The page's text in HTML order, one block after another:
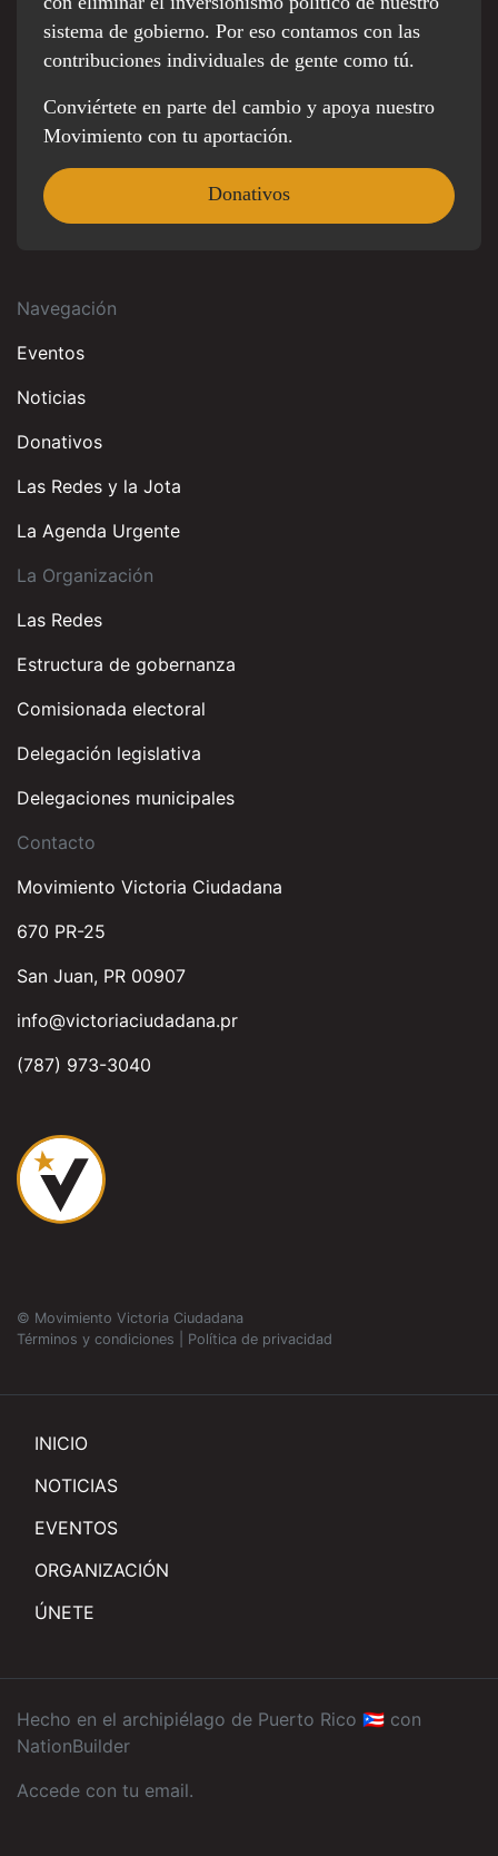
sistema de gobierno. Por eso contamos con las
contribuciones individuales de gente como tú.
Conviértete en parte del cambio y apoya nuestro
Movimiento con tu aportación.
Donativos
Navegación
Eventos
Noticias
Donativos
Las Redes y la Jota
La Agenda Urgente
La Organización
Las Redes
Estructura de gobernanza
Comisionada electoral
Delegación legislativa
Delegaciones municipales
Contacto
Movimiento Victoria Ciudadana
670 PR-25
San Juan, PR 00907
info@victoriaciudadana.pr
(787) 973-3040
© Movimiento Victoria Ciudadana
Términos y condiciones
Política de privacidad
INICIO
NOTICIAS
EVENTOS
ORGANIZACIÓN
ÚNETE
Hecho en el archipiélago de Puerto Rico 🇵🇷 con
NationBuilder
Accede con tu email.